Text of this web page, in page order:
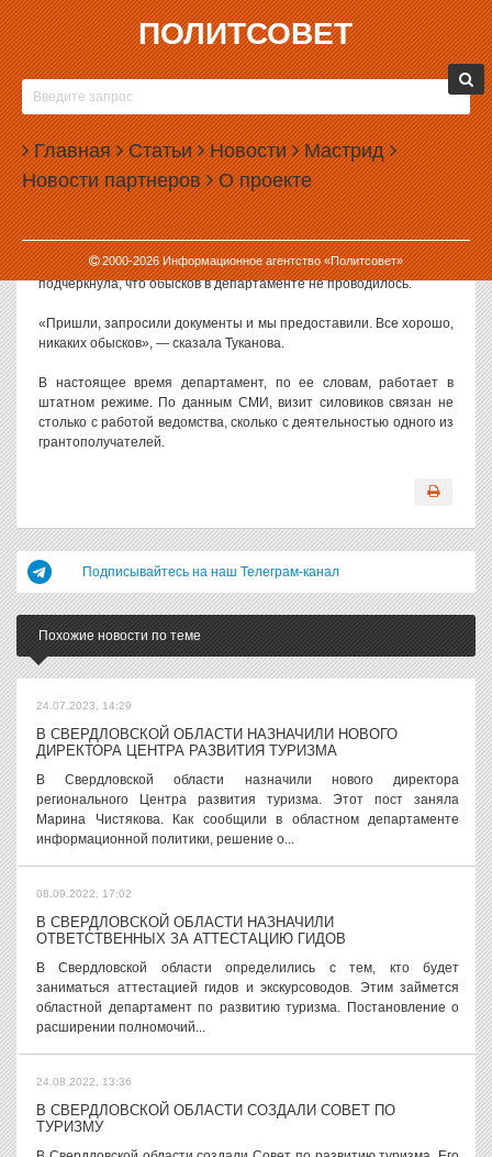
ПОЛИТСОВЕТ
Главная Статьи Новости Мастрид
Новости партнеров О проекте
2000-2026Информационное агентство «Политсовет»
01.07.2025, 17:37
СИЛОВИКИ ПРИШЛИ В СВЕРДЛОВСКИЙ
ДЕПАРТАМЕНТ ПО РАЗВИТИЮ ТУРИЗМА
В Екатеринбурге силовики пришли за документами в офис
департамента по развитию туризма и индустрии гостеприимства
по Свердловской области.
Информация об этом изданию «Коммерсантъ-Урал»
подтвердиладиректор департамента Эльмира Туканова. Она
подчеркнула, что обысков в департаменте не проводилось.
«Пришли, запросили документы и мы предоставили. Все хорошо,
никаких обысков», — сказала Туканова.
В настоящее время департамент, по ее словам, работает в
штатном режиме. По данным СМИ, визит силовиков связан не
столько с работой ведомства, сколько с деятельностью одного из
грантополучателей.
Подписывайтесь на наш Телеграм-канал
Похожие новости по теме
24.07.2023, 14:29
В СВЕРДЛОВСКОЙ ОБЛАСТИ НАЗНАЧИЛИ НОВОГО
ДИРЕКТОРА ЦЕНТРА РАЗВИТИЯ ТУРИЗМА
В Свердловской области назначили нового директора
регионального Центра развития туризма. Этот пост заняла
Марина Чистякова. Как сообщили в областном департаменте
информационной политики, решение о...
08.09.2022, 17:02
В СВЕРДЛОВСКОЙ ОБЛАСТИ НАЗНАЧИЛИ
ОТВЕТСТВЕННЫХ ЗА АТТЕСТАЦИЮ ГИДОВ
В Свердловской области определились с тем, кто будет
заниматься аттестацией гидов и экскурсоводов. Этим займется
областной департамент по развитию туризма. Постановление о
расширении полномочий...
24.08.2022, 13:36
В СВЕРДЛОВСКОЙ ОБЛАСТИ СОЗДАЛИ СОВЕТ ПО
ТУРИЗМУ